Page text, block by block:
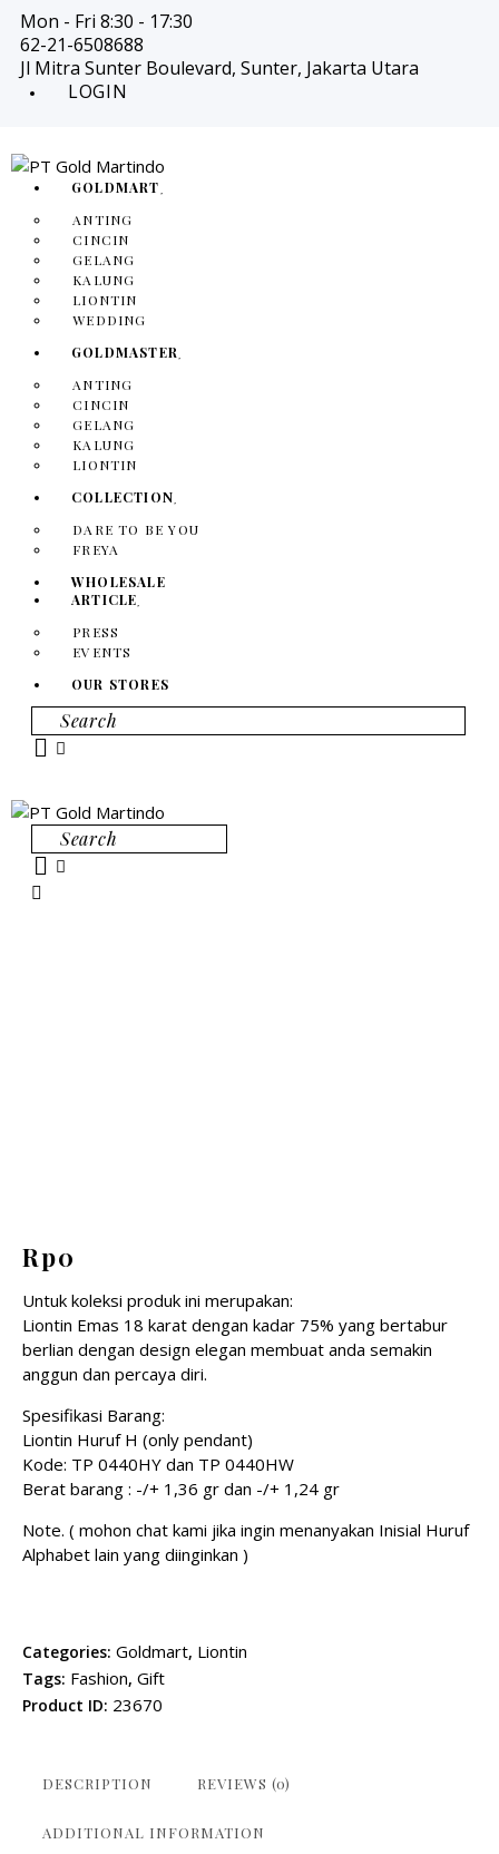
Mon - Fri 8:30 - 17:30
62-21-6508688
Jl Mitra Sunter Boulevard, Sunter, Jakarta Utara
LOGIN
GOLDMART
ANTING
CINCIN
GELANG
KALUNG
LIONTIN
WEDDING
GOLDMASTER
ANTING
CINCIN
GELANG
KALUNG
LIONTIN
COLLECTION
DARE TO BE YOU
FREYA
WHOLESALE
ARTICLE
PRESS
EVENTS
OUR STORES
Search
Search
Rp0
Untuk koleksi produk ini merupakan:
Liontin Emas 18 karat dengan kadar 75% yang bertabur
berlian dengan design elegan membuat anda semakin
anggun dan percaya diri.
Spesifikasi Barang:
Liontin Huruf H (only pendant)
Kode: TP 0440HY dan TP 0440HW
Berat barang : -/+ 1,36 gr dan -/+ 1,24 gr
Note. ( mohon chat kami jika ingin menanyakan Inisial Huruf
Alphabet lain yang diinginkan )
Categories: Goldmart, Liontin
Tags: Fashion, Gift
Product ID: 23670
DESCRIPTION REVIEWS (0)
ADDITIONAL INFORMATION